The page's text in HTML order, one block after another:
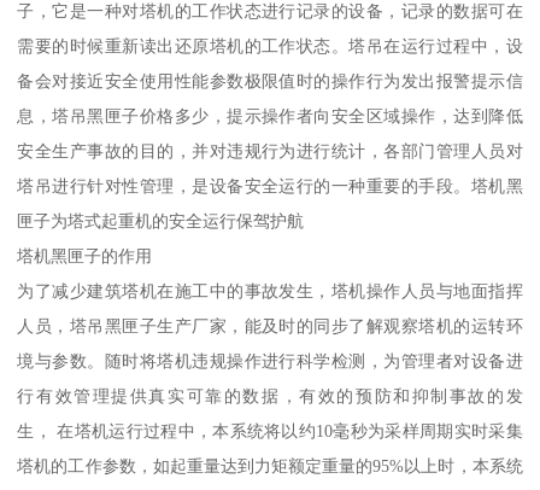
子，它是一种对塔机的工作状态进行记录的设备，记录的数据可在
需要的时候重新读出还原塔机的工作状态。塔吊在运行过程中，设
备会对接近安全使用性能参数极限值时的操作行为发出报警提示信
息，塔吊黑匣子价格多少，提示操作者向安全区域操作，达到降低
安全生产事故的目的，并对违规行为进行统计，各部门管理人员对
塔吊进行针对性管理，是设备安全运行的一种重要的手段。塔机黑
匣子为塔式起重机的安全运行保驾护航
塔机黑匣子的作用
为了减少建筑塔机在施工中的事故发生，塔机操作人员与地面指挥
人员，塔吊黑匣子生产厂家，能及时的同步了解观察塔机的运转环
境与参数。随时将塔机违规操作进行科学检测，为管理者对设备进
行有效管理提供真实可靠的数据，有效的预防和抑制事故的发
生， 在塔机运行过程中，本系统将以约10毫秒为采样周期实时采集
塔机的工作参数，如起重量达到力矩额定重量的95%以上时，本系统